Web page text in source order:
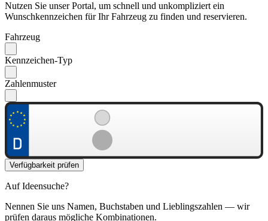
Nutzen Sie unser Portal, um schnell und unkompliziert ein
Wunschkennzeichen für Ihr Fahrzeug zu finden und reservieren.
Fahrzeug
Kennzeichen-Typ
Zahlenmuster
Verfügbarkeit prüfen
Auf Ideensuche?
Nennen Sie uns Namen, Buchstaben und Lieblingszahlen — wir
prüfen daraus mögliche Kombinationen.